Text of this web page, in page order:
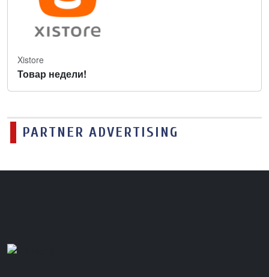
Xistore
Товар недели!
PARTNER ADVERTISING